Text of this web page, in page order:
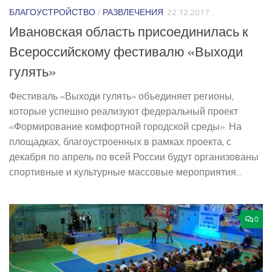
БЛАГОУСТРОЙСТВО/ РАЗВЛЕЧЕНИЯ 22.12.2017
Ивановская область присоединилась к
Всероссийскому фестивалю «Выходи
гулять»
Фестиваль «Выходи гулять» объединяет регионы,
которые успешно реализуют федеральный проект
«Формирование комфортной городской среды». На
площадках, благоустроенных в рамках проекта, с
декабря по апрель по всей России будут организованы
спортивные и культурные массовые мероприятия...
0